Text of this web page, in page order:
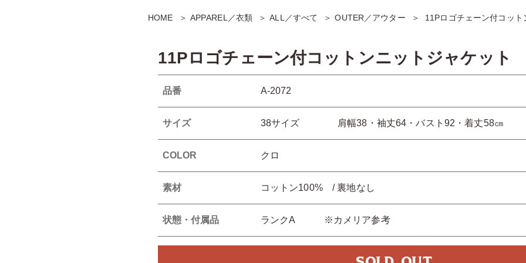
HOME APPAREL／衣類 ALL／すべて OUTER／アウター 11Pロゴチェーン付コッ
11Pロゴチェーン付コットンニットジャケット
品番 A-2072
サイズ 38サイズ 肩幅38・袖丈64・バスト92・着丈58㎝
COLOR クロ
素材 コットン100% / 裏地なし
状態・付属品 ランクA ※カメリア参考